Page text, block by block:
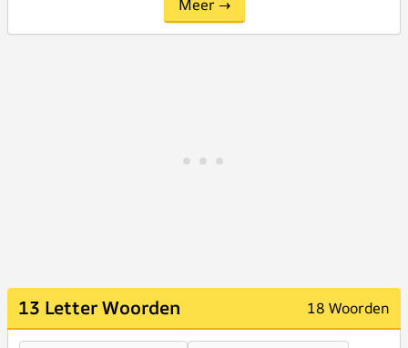
Meer →
13 Letter Woorden 18 Woorden